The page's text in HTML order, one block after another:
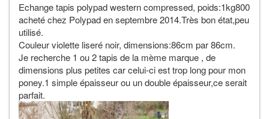
Echange tapis polypad western compressed, poids:1kg800
acheté chez Polypad en septembre 2014.Très bon état,peu
utilisé.
Couleur violette liseré noir, dimensions:86cm par 86cm.
Je recherche 1 ou 2 tapis de la mème marque , de
dimensions plus petites car celui-ci est trop long pour mon
poney.1 simple épaisseur ou un double épaisseur,ce serait
parfait.